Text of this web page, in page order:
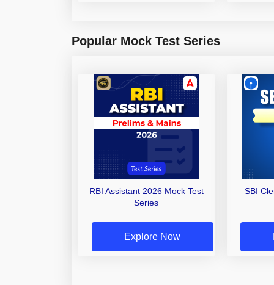
Popular Mock Test Series
RBI Assistant 2026 Mock Test
Series
Explore Now
SBI